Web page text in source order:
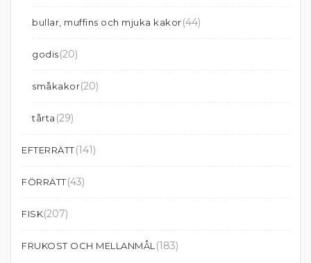
bullar, muffins och mjuka kakor(44)
godis(20)
småkakor(20)
tårta (29)
EFTERRÄTT(141)
FÖRRÄTT(43)
FISK(207)
FRUKOST OCH MELLANMÅL (183)